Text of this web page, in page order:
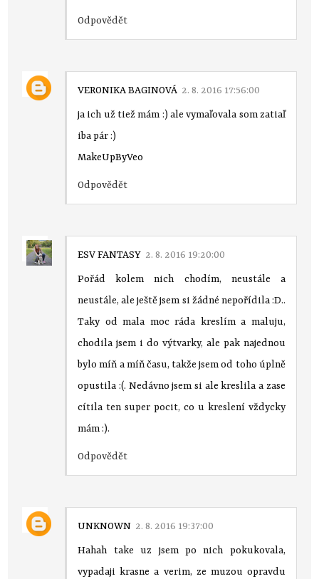
Odpovědět
VERONIKA BAGINOVÁ 2. 8. 2016 17:56:00
ja ich už tiež mám :) ale vymaľovala som zatiaľ
iba pár :)
MakeUpByVeo
Odpovědět
ESV FANTASY 2. 8. 2016 19:20:00
Pořád kolem nich chodím, neustále a
neustále, ale ještě jsem si žádné nepořídila :D..
Taky od mala moc ráda kreslím a maluju,
chodila jsem i do výtvarky, ale pak najednou
bylo míň a míň času, takže jsem od toho úplně
opustila :(. Nedávno jsem si ale kreslila a zase
cítila ten super pocit, co u kreslení vždycky
mám :).
Odpovědět
UNKNOWN 2. 8. 2016 19:37:00
Hahah take uz jsem po nich pokukovala,
vypadaji krasne a verim, ze muzou opravdu